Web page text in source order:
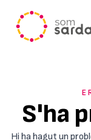
S'ha
Hi ha hagut un